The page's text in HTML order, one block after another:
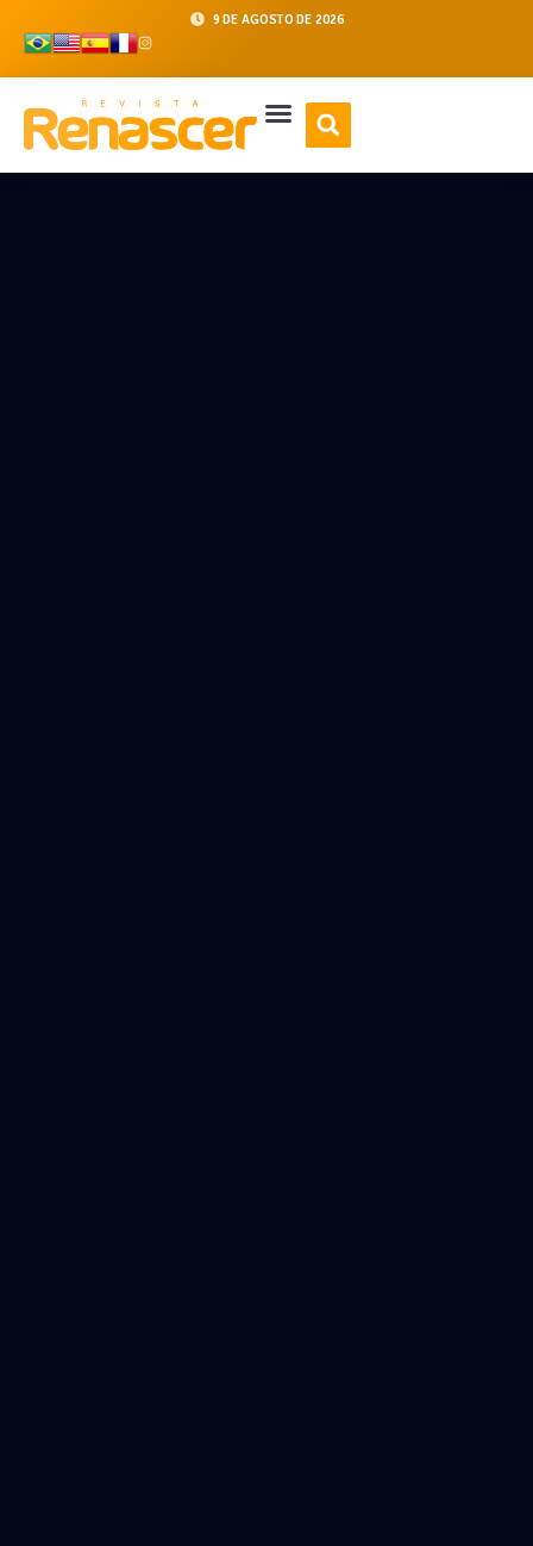
9 DE AGOSTO DE 2026